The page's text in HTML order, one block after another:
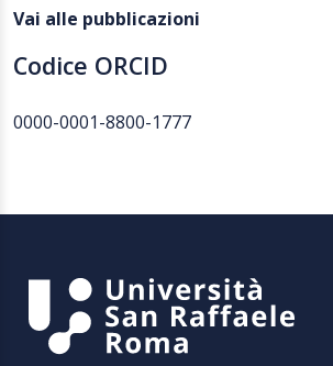
Vai alle pubblicazioni
Codice ORCID
0000-0001-8800-1777